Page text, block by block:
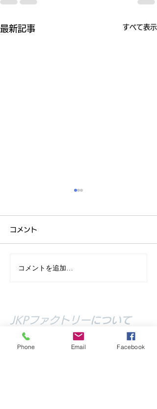
最新記事 すべて表示
JKPオリジナルチームマ
コメント
コメントを追加…
JKPファクトリー​について
ホーム ショップ お見積り​
Phone Email Facebook